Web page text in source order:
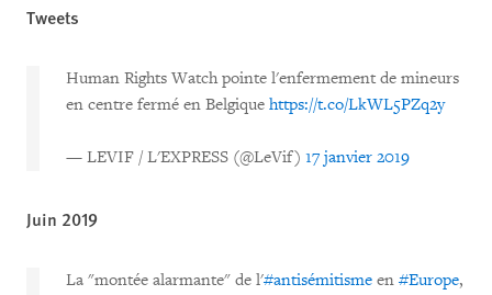
Tweets
Human Rights Watch pointe l'enfermement de mineurs
en centre fermé en Belgique https://t.co/LkWL5PZq2y
— LEVIF / L'EXPRESS (@LeVif) 17 janvier 2019
Juin 2019
La "montée alarmante" de l'#antisémitisme en #Europe,